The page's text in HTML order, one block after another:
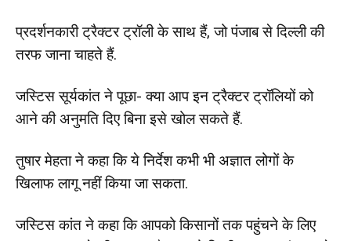
प्रदर्शनकारी ट्रैक्टर ट्रॉली के साथ हैं, जो पंजाब से दिल्ली की
तरफ जाना चाहते हैं.
जस्टिस सूर्यकांत ने पूछा- क्या आप इन ट्रैक्टर ट्रॉलियों को
आने की अनुमति दिए बिना इसे खोल सकते हैं.
तुषार मेहता ने कहा कि ये निर्देश कभी भी अज्ञात लोगों के
खिलाफ लागू नहीं किया जा सकता.
जस्टिस कांत ने कहा कि आपको किसानों तक पहुंचने के लिए